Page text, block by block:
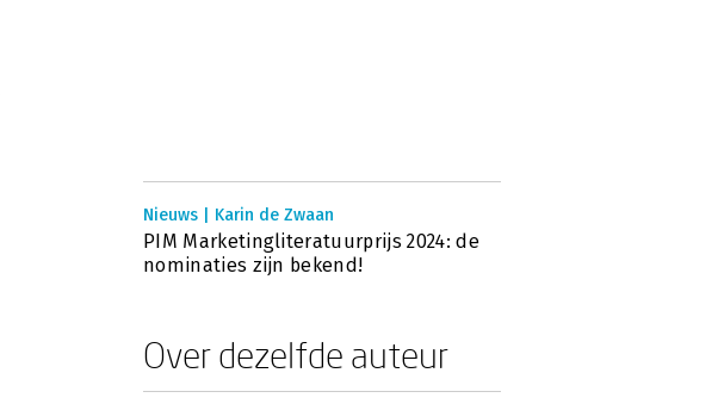
Nieuws | Karin de Zwaan
PIM Marketingliteratuurprijs 2024: de
nominaties zijn bekend!
Over dezelfde auteur